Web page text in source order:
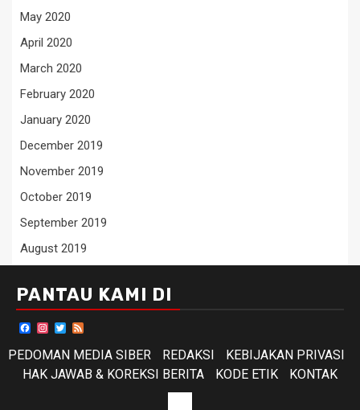
May 2020
April 2020
March 2020
February 2020
January 2020
December 2019
November 2019
October 2019
September 2019
August 2019
PANTAU KAMI DI
Facebook
Instagram
Twitter
PEDOMAN MEDIA SIBER
REDAKSI
KEBIJAKAN PRIVASI
HAK JAWAB & KOREKSI BERITA
KODE ETIK KONTAK